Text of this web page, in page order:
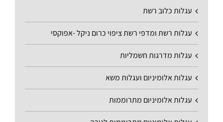
עגלות כלוב רשת
עגלות רשת ומדפי רשת ציפוי כרום ניקל -אפוקסי
עגלות מדרגות חשמליות
עגלות אלומיניום ועגלות משא
עגלות אלומיניום מתרוממות